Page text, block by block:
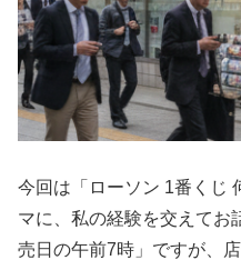
今回は「ローソン 1番くじ
マに、私の経験を交えてお
売日の午前7時」ですが、